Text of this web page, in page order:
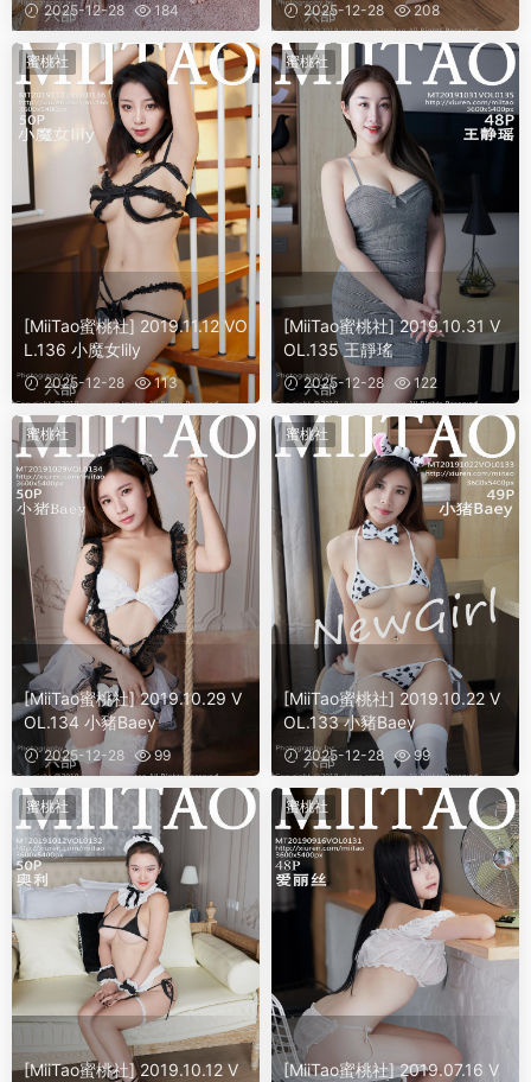
2025-12-28 184 2025-12-28 208
蜜桃社
[MiiTao蜜桃社] 2019.11.12 VO
L.136 小魔女lily
2025-12-28 113
蜜桃社
[MiiTao蜜桃社] 2019.10.31 V
OL.135 王靜瑤
2025-12-28 122
蜜桃社
[MiiTao蜜桃社] 2019.10.29 V
OL.134 小豬Baey
2025-12-28 99
蜜桃社
[MiiTao蜜桃社] 2019.10.22 V
OL.133 小豬Baey
2025-12-28 99
蜜桃社
[MiiTao蜜桃社] 2019.10.12 V
蜜桃社
[MiiTao蜜桃社] 2019.07.16 V